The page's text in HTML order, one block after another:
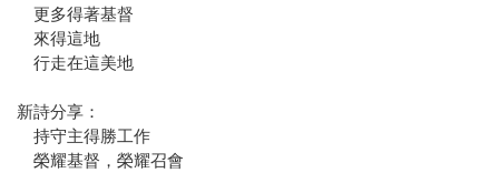
更多得著基督
來得這地
行走在這美地
新詩分享：
持守主得勝工作
榮耀基督，榮耀召會